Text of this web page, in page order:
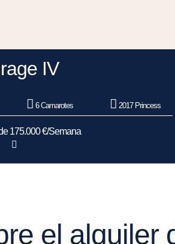
IV
6 Camarotes 2017 Princess
175.000 €/Semana
el alquiler